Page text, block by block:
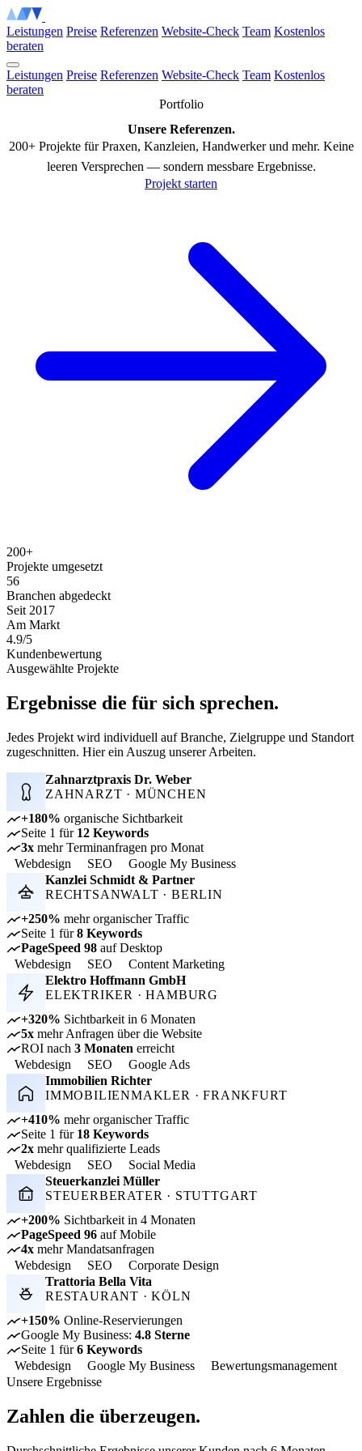
Leistungen Preise Referenzen Website-Check Team Kostenlos
beraten
Leistungen Preise Referenzen Website-Check Team Kostenlos
beraten
Portfolio
Unsere Referenzen.
200+ Projekte für Praxen, Kanzleien, Handwerker und mehr. Keine
leeren Versprechen — sondern messbare Ergebnisse.
Projekt starten
200+
Projekte umgesetzt
56
Branchen abgedeckt
Seit 2017
Am Markt
4.9/5
Kundenbewertung
Ausgewählte Projekte
Ergebnisse die für sich sprechen.
Jedes Projekt wird individuell auf Branche, Zielgruppe und Standort
zugeschnitten. Hier ein Auszug unserer Arbeiten.
Zahnarztpraxis Dr. Weber
ZAHNARZT · MÜNCHEN
+180% organische Sichtbarkeit
Seite 1 für 12 Keywords
3x mehr Terminanfragen pro Monat
Webdesign
SEO
Google My Business
Kanzlei Schmidt & Partner
RECHTSANWALT · BERLIN
+250% mehr organischer Traffic
Seite 1 für8 Keywords
PageSpeed 98 auf Desktop
Webdesign
SEO
Content Marketing
Elektro Hoffmann GmbH
ELEKTRIKER · HAMBURG
+320% Sichtbarkeit in 6 Monaten
5x mehr Anfragen über die Website
ROI nach 3 Monaten erreicht
Webdesign
SEO
Google Ads
Immobilien Richter
IMMOBILIENMAKLER · FRANKFURT
+410% mehr organischer Traffic
Seite 1 für 18 Keywords
2x mehr qualifizierte Leads
Webdesign
SEO
Social Media
Steuerkanzlei Müller
STEUERBERATER · STUTTGART
+200% Sichtbarkeit in 4 Monaten
PageSpeed 96 auf Mobile
4x mehr Mandatsanfragen
Webdesign
SEO
Corporate Design
Trattoria Bella Vita
RESTAURANT · KÖLN
+150% Online-Reservierungen
Google My Business: 4.8 Sterne
Seite 1 für6 Keywords
Webdesign
Google My Business
Bewertungsmanagement
Unsere Ergebnisse
Zahlen die überzeugen.